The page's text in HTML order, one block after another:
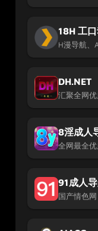
18H 工
H漫导航、
DH.NET
汇聚全网
8淫成人
全网最全
91成人
国产情色